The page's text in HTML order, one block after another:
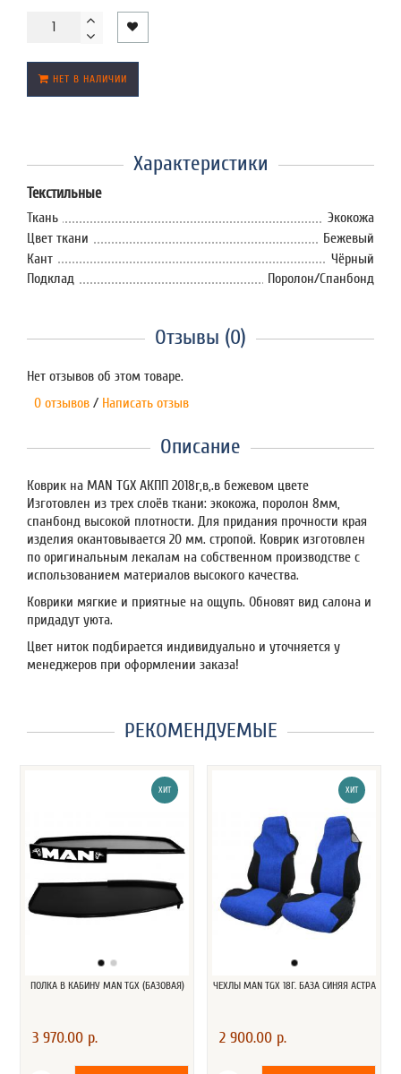
НЕТ В НАЛИЧИИ
Характеристики
Текстильные
Ткань
Экокожа
Цвет ткани
Бежевый
Кант
Чёрный
Подклад
Поролон/Спанбонд
Отзывы (0)
Нет отзывов об этом товаре.
0 отзывов / Написать отзыв
Описание
Коврик на MAN TGX АКПП 2018г,в,.в бежевом цвете
Изготовлен из трех слоёв ткани: экокожа, поролон 8мм,
спанбонд высокой плотности. Для придания прочности края
изделия окантовывается 20 мм. стропой. Коврик изготовлен
по оригинальным лекалам на собственном производстве с
использованием материалов высокого качества.
Коврики мягкие и приятные на ощупь. Обновят вид салона и
придадут уюта.
Цвет ниток подбирается индивидуально и уточняется у
менеджеров при оформлении заказа!
РЕКОМЕНДУЕМЫЕ
ХИТ
ПОЛКА В КАБИНУ MAN TGX (БАЗОВАЯ)
3 970.00 р.
ХИТ
ЧЕХЛЫ MAN TGX 18Г. БАЗА СИНЯЯ АСТРА
2 900.00 р.